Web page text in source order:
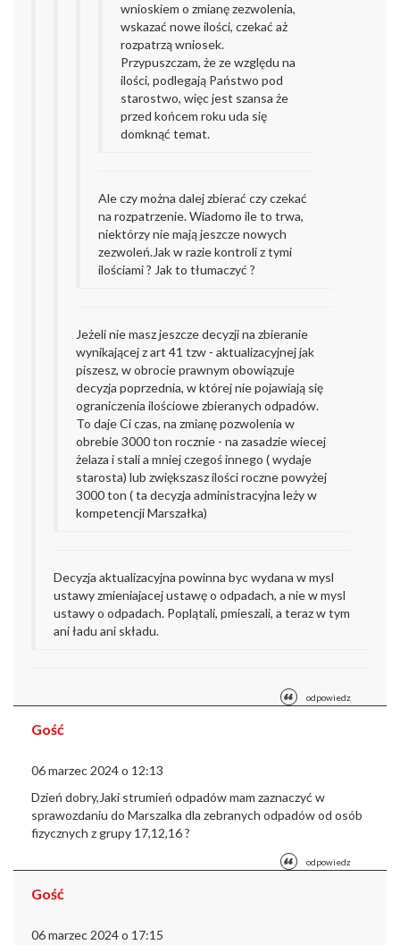
wnioskiem o zmianę zezwolenia,
wskazać nowe ilości, czekać aż
rozpatrzą wniosek.
Przypuszczam, że ze względu na
ilości, podlegają Państwo pod
starostwo, więc jest szansa że
przed końcem roku uda się
domknąć temat.
Ale czy można dalej zbierać czy czekać
na rozpatrzenie. Wiadomo ile to trwa,
niektórzy nie mają jeszcze nowych
zezwoleń.Jak w razie kontroli z tymi
ilościami ? Jak to tłumaczyć ?
Jeżeli nie masz jeszcze decyzji na zbieranie
wynikającej z art 41 tzw - aktualizacyjnej jak
piszesz, w obrocie prawnym obowiązuje
decyzja poprzednia, w której nie pojawiają się
ograniczenia ilościowe zbieranych odpadów.
To daje Ci czas, na zmianę pozwolenia w
obrebie 3000 ton rocznie - na zasadzie wiecej
żelaza i stali a mniej czegoś innego ( wydaje
starosta) lub zwiększasz ilości roczne powyżej
3000 ton ( ta decyzja administracyjna leży w
kompetencji Marszałka)
Decyzja aktualizacyjna powinna byc wydana w mysl
ustawy zmieniajacej ustawę o odpadach, a nie w mysl
ustawy o odpadach. Poplątali, pmieszali, a teraz w tym
ani ładu ani składu.
odpowiedz
Gość
06 marzec 2024 o 12:13
Dzień dobry, Jaki strumień odpadów mam zaznaczyć w
sprawozdaniu do Marszalka dla zebranych odpadów od osób
fizycznych z grupy 17,12,16 ?
odpowiedz
Gość
06 marzec 2024 o 17:15